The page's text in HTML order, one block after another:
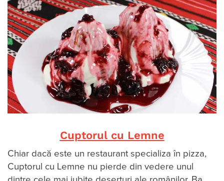
Cuptorul cu Lemne
Chiar dacă este un restaurant specializa în pizza,
Cuptorul cu Lemne nu pierde din vedere unul